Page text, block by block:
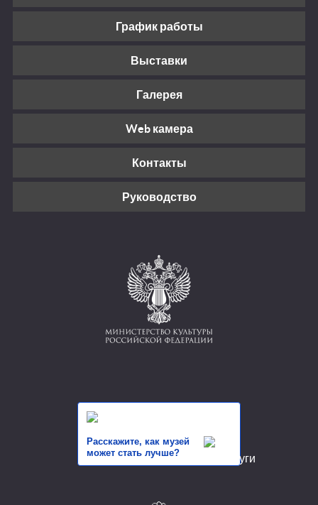
График работы
Выставки
Галерея
Web камера
Контакты
Руководство
Расскажите, как музей
может стать лучше?